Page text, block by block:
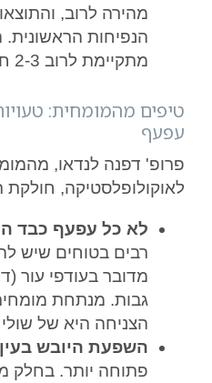
מהירה לרוב,
הנפיחות
מתקיימת לרוב 2-3 חודשים לאחר הניתוח.
טיפים מהמומחית:
עפעף
פרופ' דפנה לנדאו,
לאוקולופלסטיקה, חולקת
לא כל עפעף כבד
רבים בטוחים שיש
מדובר בעודפי עור
גבות. מנתחת
הצניחה היא של
השפעת היובש
פתוחה יותר. בחלק